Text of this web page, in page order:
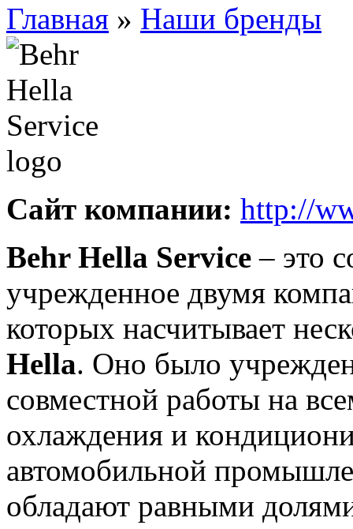
Главная » Наши бренды
Сайт компании: http://
Behr Hella Service – это
учрежденное двумя
которых насчитывает
Hella. Оно было
совместной работы на
охлаждения и
автомобильной
обладают равными